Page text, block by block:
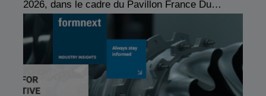
2026, dans le cadre du Pavillon France Du…